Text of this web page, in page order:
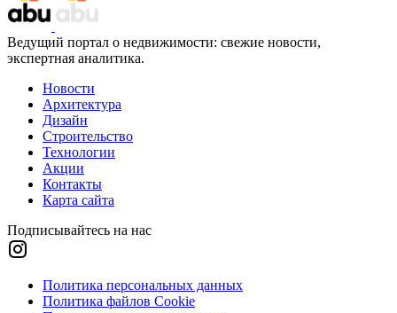
Ведущий портал о недвижимости: свежие новости,
экспертная аналитика.
Новости
Архитектура
Дизайн
Строительство
Технологии
Акции
Контакты
Карта сайта
Подписывайтесь на нас
Политика персональных данных
Политика файлов Cookie